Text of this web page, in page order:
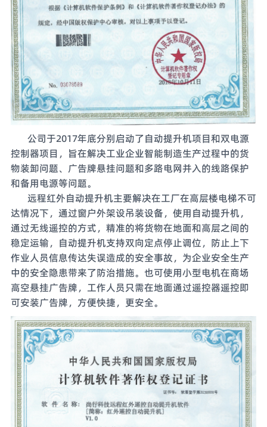
公司于2017年底分别启动了自动提升机项目和双电源
控制器项目，旨在解决工业企业智能制造生产过程中的货
物装卸问题、广告牌悬挂问题和多路电网并入的线路保护
和备用电源等问题。
远程红外自动提升机主要解决在工厂在高层楼电梯不可
达情况下，通过窗户外架设吊装设备，使用自动提升机，
通过无线遥控的方式，精准的将货物在地面和高层之间的
稳定运输，自动提升机支持双向定点停止调位，防止上下
作业人员信息传达失误造成的安全事故，为企业安全生产
中的安全隐患带来了防治措施。也可使用小型电机在商场
高空悬挂广告牌，工作人员只需在地面通过遥控器遥控即
可安装广告牌，方便快捷，更安全。